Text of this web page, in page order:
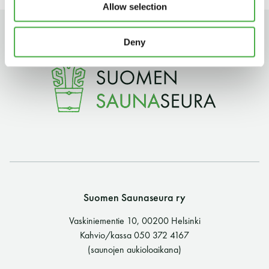
Allow selection
Deny
11 saunomiskerran kortti
120€
Vuosikortti - M / N
695€ / 275€
Suomen Saunaseura ry
Vaskiniementie 10, 00200 Helsinki
Kahvio/kassa 050 372 4167
(saunojen aukioloaikana)
Suomen Saunaseura ry
Vaskiniementie 10, 00200 Helsinki
Kahvio/kassa 050 372 4167
(saunojen aukioloaikana)